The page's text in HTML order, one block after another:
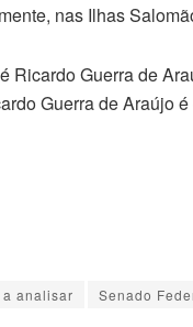
nas Ilhas
Ricardo Guerra de
Guerra de Araújo
a analisar Senado